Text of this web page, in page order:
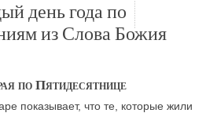
день года по
из Слова Божия
по Пятидесятнице
показывает, что те, которые жили